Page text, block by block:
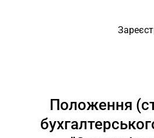
Положення